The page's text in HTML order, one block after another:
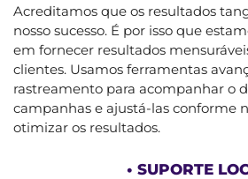
Acreditamos que os resultados
nosso sucesso. É por isso que
em fornecer resultados
clientes. Usamos ferramentas
rastreamento para acompanhar o
campanhas e ajustá-las conforme
otimizar os resultados.
• SUPORTE